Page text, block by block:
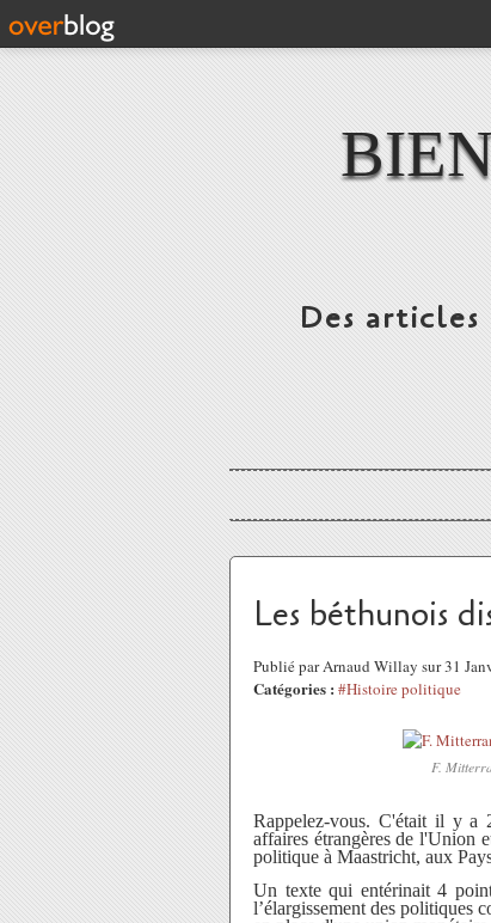
Des
Les béthunois
Publié par Arnaud Willay sur 31
Catégories : #Histoire politique
F.
Rappelez-vous. C'était il y a
affaires étrangères de l'Union
politique à Maastricht, aux
Un texte qui entérinait 4
l’élargissement des politiques